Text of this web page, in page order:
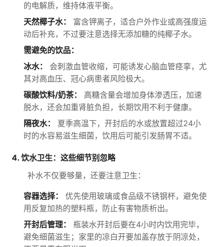
的电解质，维持体液平衡。
天然椰子水：
富含钾离子，适合户外作业或高强度运
动后补充，不过要注意选择无添加糖的纯椰子水。
需避免的饮品：
冰水：
会刺激血管收缩，可能诱发心脑血管痉挛，尤
其对高血压、冠心病患者风险极大。
碳酸饮料/奶茶：
高糖含量会增加身体渗透压，加速
脱水，还会加重肾脏负担，长期饮用不利于健康。
隔夜水：
夏季高温下，开封后的水或放置超过24小
时的水容易滋生细菌，饮用后可能引发肠胃不适。
4. 饮水卫生：这些细节别忽略
补水不仅要够量，还要注意卫生：
容器选择：
优先使用玻璃或食品级不锈钢杯，避免使
用反复加热的塑料瓶，防止有害物质析出。
开封后管理：
瓶装水开封后要在4小时内饮用完毕，
避免细菌滋生；家里的凉白开要加盖存放于阴凉处，